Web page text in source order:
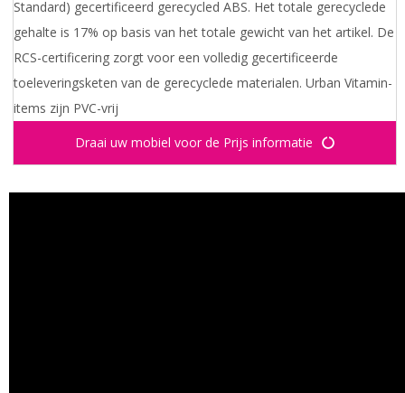
Standard) gecertificeerd gerecycled ABS. Het totale gerecyclede
gehalte is 17% op basis van het totale gewicht van het artikel. De
RCS-certificering zorgt voor een volledig gecertificeerde
toeleveringsketen van de gerecyclede materialen. Urban Vitamin-
items zijn PVC-vrij
Draai uw mobiel voor de Prijs informatie